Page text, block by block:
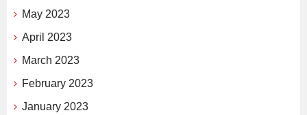
May 2023
April 2023
March 2023
February 2023
January 2023